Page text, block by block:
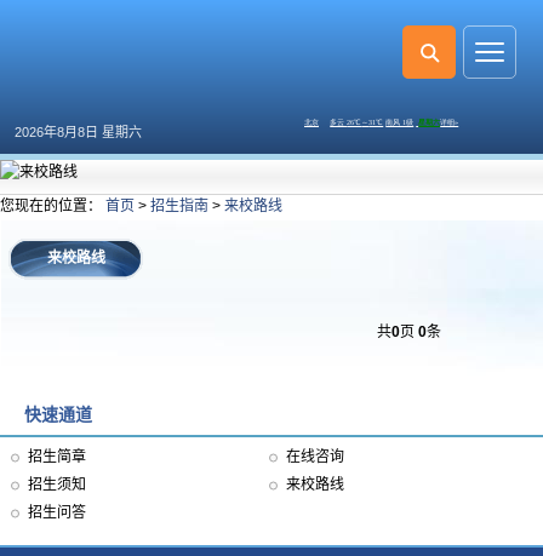
2026年8月8日 星期六
快速通道
招生简章
在线咨询
招生须知
来校路线
招生问答
您现在的位置： 首页 > 招生指南 > 来校路线
来校路线
共0页 0条